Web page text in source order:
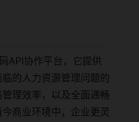
API协作平台，它提供
的人力资源管理问题的
理效率，以及全面通畅
商业环境中，企业更灵